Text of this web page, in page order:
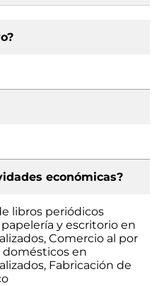
económicas?
libros periódicos
y escritorio en
Comercio al por
en
Fabricación de